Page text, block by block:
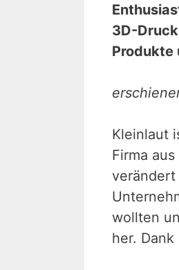
3D-
Produkte
Kleinlaut
Firma
verändert
wollten
her.